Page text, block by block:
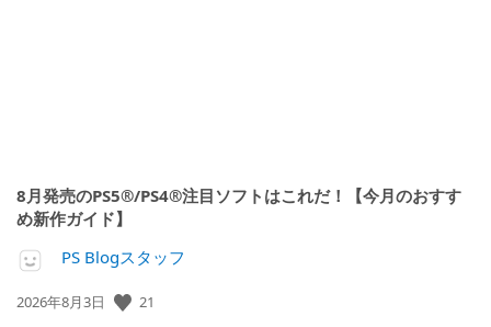
8月発売のPS5®/PS4®注目ソフトはこれだ！【今月のおすす
め新作ガイド】
PS Blogスタッフ
公
2026年8月3日 21